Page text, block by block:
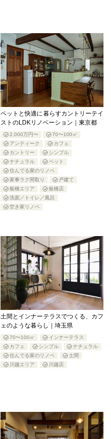
ペットと快適に暮らすカントリーテイ
ストのLDKリノベーション｜東京都
2,000万円〜
70〜100㎡
アンティーク
カフェ
カントリー
シンプル
ナチュラル
ペット
住んでる家のリノベ
家事ラク間取り
戸建て
板橋エリア
板橋店
洗面／トイレ／風呂
空き家リノベ
土間とインナーテラスでつくる、カフ
ェのような暮らし｜埼玉県
70〜100㎡
インナーテラス
カフェ
シンプル
ナチュラル
住んでる家のリノベ
土間
川越エリア
川越店